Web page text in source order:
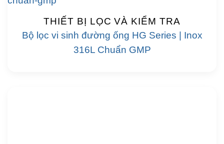
THIẾT BỊ LỌC VÀ KIỂM TRA
Bộ lọc vi sinh đường ống HG Series | Inox
316L Chuẩn GMP